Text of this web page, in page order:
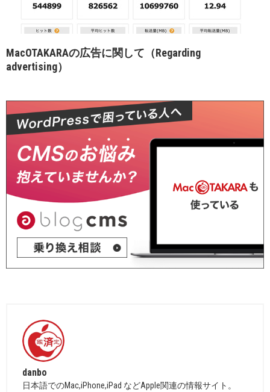
MacOTAKARAの広告に関して（Regarding
advertising）
danbo
日本語でのMac,iPhone,iPad などApple関連の情報サイト。